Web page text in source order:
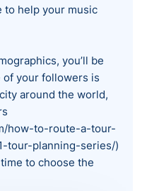
help your music
you’ll be
of your followers is
around the world,
how-to-route-a-tour-
tour-planning-series/)
to choose the